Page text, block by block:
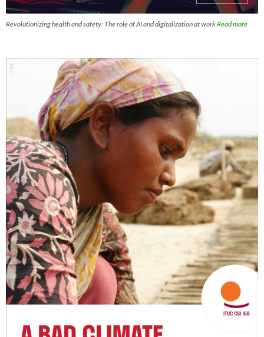
Revolutionizing health and safety: The role of AI and digitalization at workRead more